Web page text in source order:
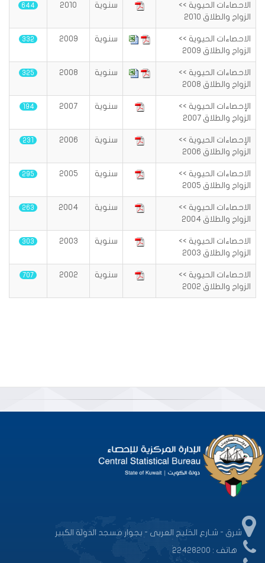
الاحصاءات الحيوية >>
الزواج والطلاق 2010
سنوية 2010
644
الاحصاءات الحيوية >>
الزواج والطلاق 2009
سنوية 2009
332
الاحصاءات الحيوية >>
الزواج والطلاق 2008
سنوية 2008
325
الإحصاءات الحيوية >>
الزواج والطلاق 2007
سنوية 2007
194
الإحصاءات الحيوية >>
الزواج والطلاق 2006
سنوية 2006
231
الاحصاءات الحيوية >>
الزواج والطلاق 2005
سنوية 2005
295
الاحصاءات الحيوية >>
الزواج والطلاق 2004
سنوية 2004
263
الاحصاءات الحيوية >>
الزواج والطلاق 2003
سنوية 2003
303
الاحصاءات الحيوية >>
الزواج والطلاق 2002
سنوية 2002
707
شرق - شـارع الخليج العربى - بجوار مسجد الدولة الكبير
هاتف : 22428200